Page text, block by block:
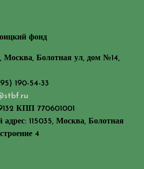
фонд
Москва, Болотная ул, дом №14,
190-54-33
КПП 770601001
115035, Москва, Болотная
4